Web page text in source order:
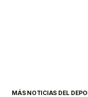
MÁS NOTICIAS DEL